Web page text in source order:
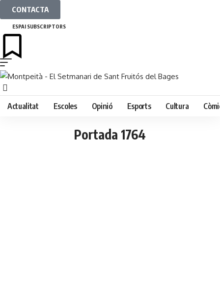
CONTACTA
ESPAI SUBSCRIPTORS
Actualitat Escoles Opinió Esports Cultura
Portada 1764